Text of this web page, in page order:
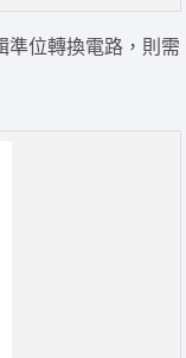
準位轉換電路，則需